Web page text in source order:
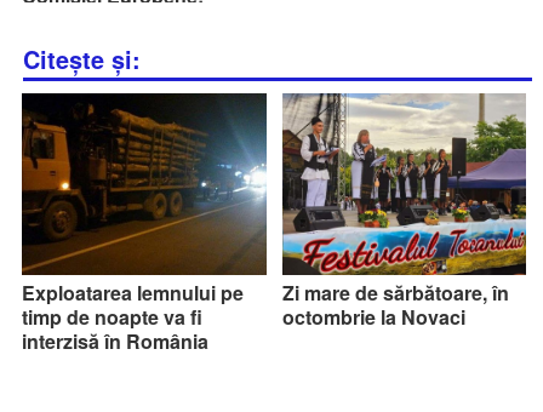
Citește și:
Exploatarea lemnului pe
timp de noapte va fi
interzisă în România
Zi mare de sărbătoare, în
octombrie la Novaci